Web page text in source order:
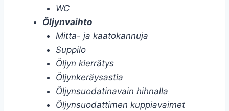
WC
Öljynvaihto
Mitta- ja kaatokannuja
Suppilo
Öljyn kierrätys
Öljynkeräysastia
Öljynsuodatinavain hihnalla
Öljynsuodattimen kuppiavaimet